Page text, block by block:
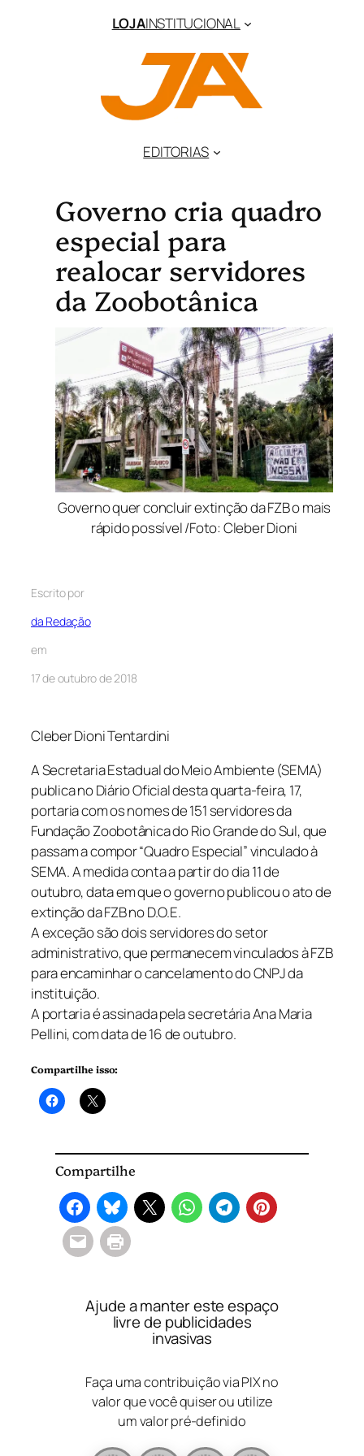
LOJAINSTITUCIONAL
EDITORIAS
Governo cria quadro
especial para
realocar servidores
da Zoobotânica
Governo quer concluir extinção da FZB o mais
rápido possível /Foto: Cleber Dioni
Escrito por
da Redação
em
17 de outubro de 2018
Cleber Dioni Tentardini
A Secretaria Estadual do Meio Ambiente (SEMA)
publica no Diário Oficial desta quarta-feira, 17,
portaria com os nomes de 151 servidores da
Fundação Zoobotânica do Rio Grande do Sul, que
passam a compor “Quadro Especial” vinculado à
SEMA. A medida conta a partir do dia 11 de
outubro, data em que o governo publicou o ato de
extinção da FZB no D.O.E.
A exceção são dois servidores do setor
administrativo, que permanecem vinculados à FZB
para encaminhar o cancelamento do CNPJ da
instituição.
A portaria é assinada pela secretária Ana Maria
Pellini, com data de 16 de outubro.
Compartilhe isso:
Compartilhe
Ajude a manter este espaço
livre de publicidades
invasivas
Faça uma contribuição via PIX no
valor que você quiser ou utilize
um valor pré-definido